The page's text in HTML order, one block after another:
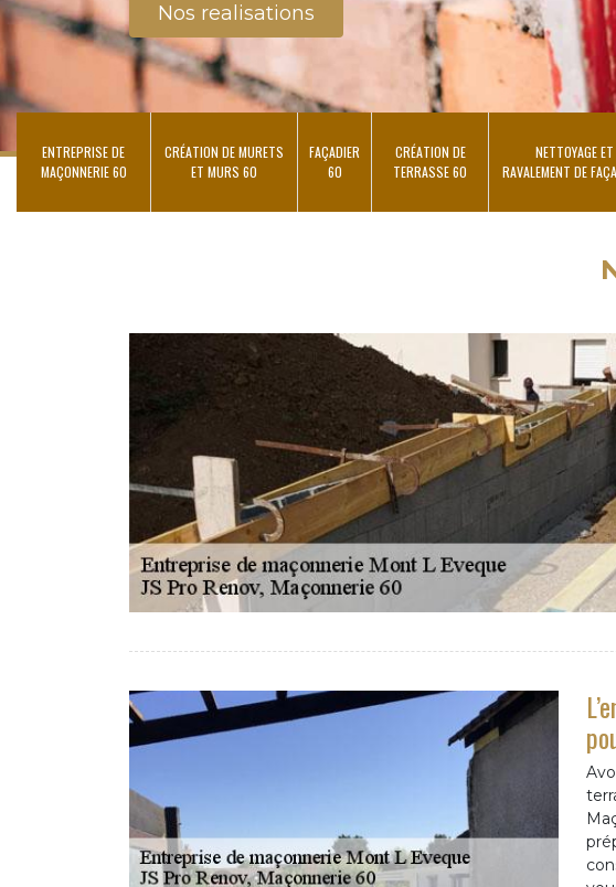
Nos realisations
ENTREPRISE DE
MAÇONNERIE 60
CRÉATION DE MURETS
ET MURS 60
FAÇADIER
60
CRÉATION DE
TERRASSE 60
NETTOYAGE ET
RAVALEMENT DE